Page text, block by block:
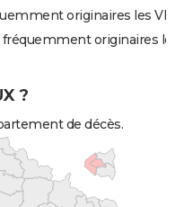
originaires les
originaires
?
de décès.